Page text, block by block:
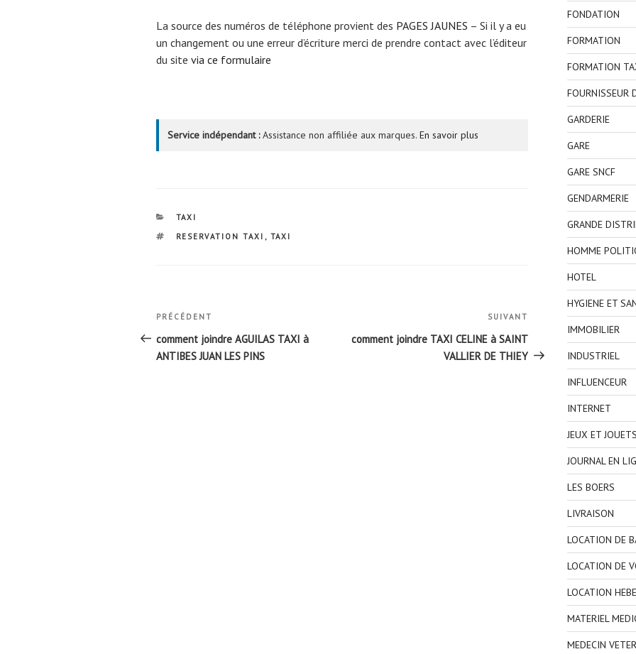
La source des numéros de téléphone provient des PAGES JAUNES – Si il y a eu
un changement ou une erreur d’écriture merci de prendre contact avec l’éditeur
du site via ce formulaire
Service indépendant :Assistance non affiliée aux marques. En savoir plus
CATÉGORIES
TAXI
ÉTIQUETTES
RESERVATION TAXI , TAXI
Navigation
de
l’article
Article
précédent
PRÉCÉDENT
comment joindre AGUILAS TAXI à
ANTIBES JUAN LES PINS
suivant
SUIVANT
comment joindre TAXI CELINE à SAINT
VALLIER DE THIEY
FONDATION
FORMATION
FORMATION
FOURNISSEUR
GARDERIE
GARE
GARE SNCF
GENDARMERIE
GRANDE
HOMME
HOTEL
HYGIENE ET
IMMOBILIER
INDUSTRIEL
INFLUENCEUR
INTERNET
JEUX ET JOUETS
JOURNAL EN
LES BOERS
LIVRAISON
LOCATION DE
LOCATION DE
LOCATION
MATERIEL
MEDECIN